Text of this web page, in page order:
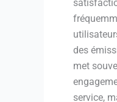
des
met
service,